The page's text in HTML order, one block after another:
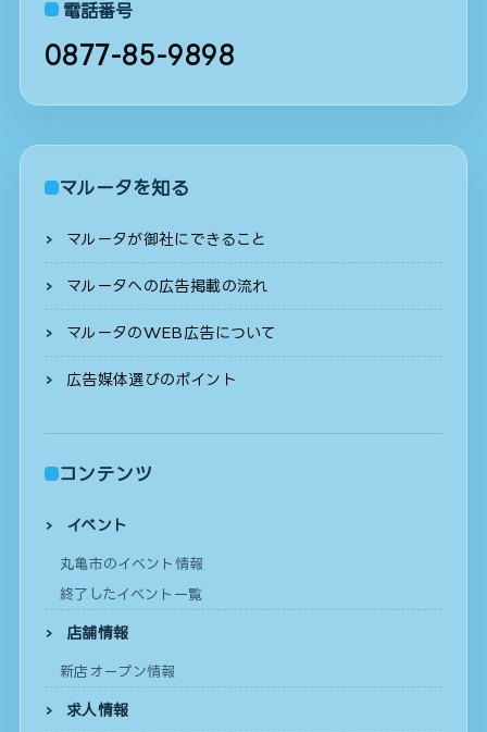
電話番号
0877-85-9898
マルータを知る
マルータが御社にできること
マルータへの広告掲載の流れ
マルータのWEB広告について
広告媒体選びのポイント
コンテンツ
イベント
丸亀市のイベント情報
終了したイベント一覧
店舗情報
新店オープン情報
求人情報